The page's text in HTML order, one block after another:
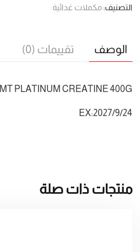
التصنيف: مكملات غدائية
الوصف تقييمات (0)
MT PLATINUM CREATINE 400G
EX:2027/9/24
منتجات ذات صلة